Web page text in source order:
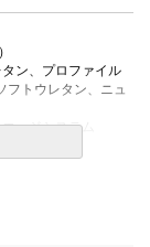
ン、プロファイル
フトウレタン、ニュ
ッジシステム